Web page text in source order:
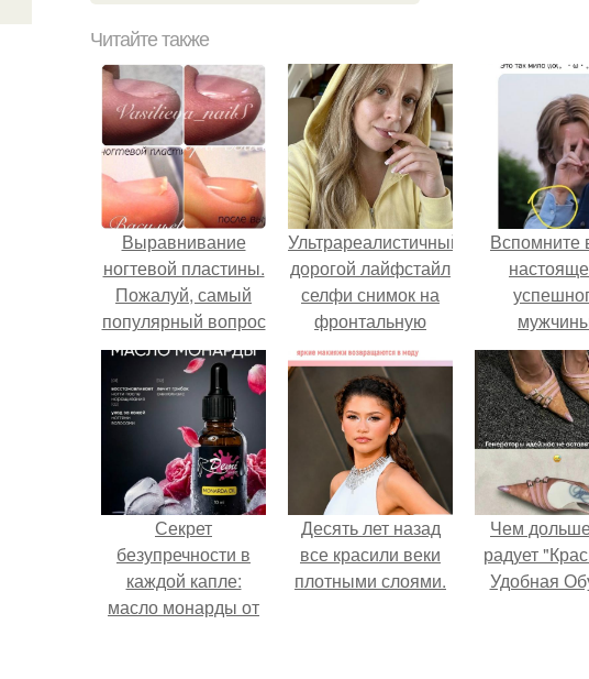
Читайте также
Выравнивание
ногтевой пластины.
Пожалуй, самый
популярный вопрос
среди клиентов:
"что такое
выравнивание
ногтевой пластины
и для чего это
нужно
Ультрареалистичный
дорогой лайфстайл
селфи снимок на
фронтальную
камеру.
Вспомните
Секрет
безупречности в
каждой капле:
масло монарды от
Десять лет назад
все красили веки
плотными слоями.
Чем
радует
Удобная